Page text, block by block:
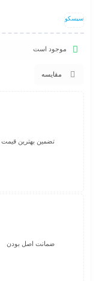
سیسکو
موجود است
مقایسه
تضمین بهترین قیمت
ضمانت اصل بودن